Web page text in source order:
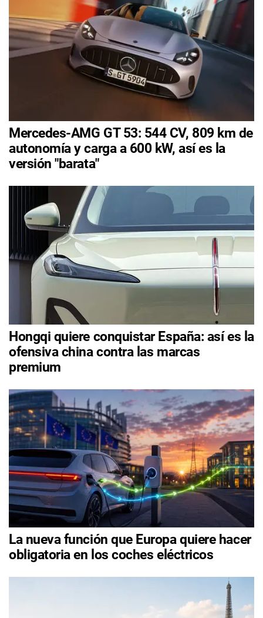
Mercedes-AMG GT 53: 544 CV, 809 km de
autonomía y carga a 600 kW, así es la
versión "barata"
Hongqi quiere conquistar España: así es la
ofensiva china contra las marcas
premium
La nueva función que Europa quiere hacer
obligatoria en los coches eléctricos